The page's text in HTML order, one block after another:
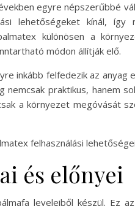
egyre népszerűbbé
lehetőségeket kínál,
különösen a
módon állítják elő.
inkább felfedezik az
nemcsak praktikus, hanem
a környezet megóvását
felhasználási
és előnyei
leveleiből készül. Ez